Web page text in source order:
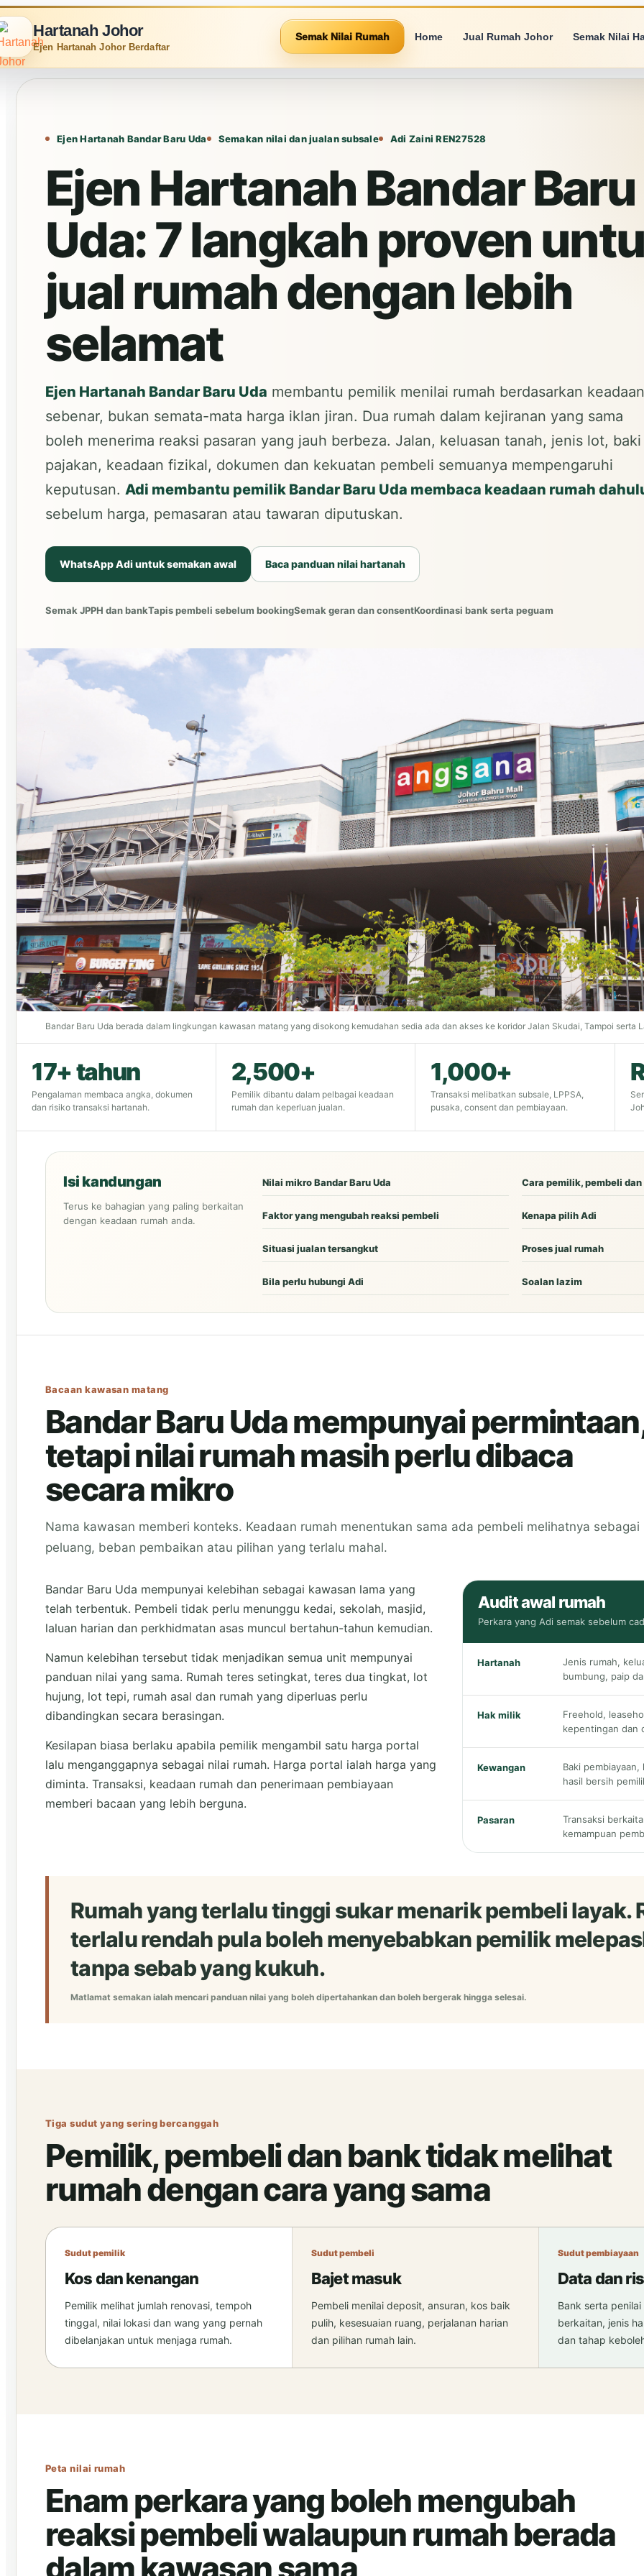
Hartanah Johor
Ejen Hartanah Johor Berdaftar
Semak Nilai Rumah Home Jual Rumah Johor Semak Nilai
Ejen Hartanah Bandar Baru Uda Semakan nilai dan jualan subsale Adi Zaini REN27528
Ejen Hartanah Bandar Baru
Uda: 7 langkah proven
jual rumah dengan lebih
selamat
Ejen Hartanah Bandar Baru Uda membantu pemilik menilai rumah berdasarkan keadaan
sebenar, bukan semata-mata harga iklan jiran. Dua rumah dalam kejiranan yang sama
boleh menerima reaksi pasaran yang jauh berbeza. Jalan, keluasan tanah, jenis lot, baki
pajakan, keadaan fizikal, dokumen dan kekuatan pembeli semuanya mempengaruhi
keputusan. Adi membantu pemilik Bandar Baru Uda membaca keadaan rumah
sebelum harga, pemasaran atau tawaran diputuskan.
WhatsApp Adi untuk semakan awal Baca panduan nilai hartanah
Semak JPPH dan bankTapis pembeli sebelum bookingSemak geran dan consentKoordinasi bank serta peguam
Bandar Baru Uda berada dalam lingkungan kawasan matang yang disokong kemudahan sedia ada dan akses ke koridor Jalan Skudai, Tampoi serta
17+ tahun
Pengalaman membaca angka, dokumen
dan risiko transaksi hartanah.
2,500+
Pemilik dibantu dalam pelbagai keadaan
rumah dan keperluan jualan.
1,000+
Transaksi melibatkan subsale, LPPSA,
pusaka, consent dan pembiayaan.
Isi kandungan
Terus ke bahagian yang paling berkaitan
dengan keadaan rumah anda.
Nilai mikro Bandar Baru Uda Cara pemilik, pembeli
Faktor yang mengubah reaksi pembeli Kenapa pilih Adi
Situasi jualan tersangkut Proses jual rumah
Bila perlu hubungi Adi Soalan lazim
Bacaan kawasan matang
Bandar Baru Uda mempunyai
tetapi nilai rumah masih perlu dibaca
secara mikro
Nama kawasan memberi konteks. Keadaan rumah menentukan sama ada pembeli melihatnya sebagai
peluang, beban pembaikan atau pilihan yang terlalu mahal.
Bandar Baru Uda mempunyai kelebihan sebagai kawasan lama yang
telah terbentuk. Pembeli tidak perlu menunggu kedai, sekolah, masjid,
laluan harian dan perkhidmatan asas muncul bertahun-tahun kemudian.
Namun kelebihan tersebut tidak menjadikan semua unit mempunyai
panduan nilai yang sama. Rumah teres setingkat, teres dua tingkat, lot
hujung, lot tepi, rumah asal dan rumah yang diperluas perlu
dibandingkan secara berasingan.
Kesilapan biasa berlaku apabila pemilik mengambil satu harga portal
lalu menganggapnya sebagai nilai rumah. Harga portal ialah harga yang
diminta. Transaksi, keadaan rumah dan penerimaan pembiayaan
memberi bacaan yang lebih berguna.
Audit awal rumah
Perkara yang Adi semak sebelum
Hartanah
Jenis rumah,
bumbung, paip
Hak milik
Freehold,
kepentingan dan
Kewangan
Baki
hasil bersih
Pasaran
Transaksi
kemampuan
Rumah yang terlalu tinggi sukar menarik pembeli layak.
terlalu rendah pula boleh menyebabkan pemilik
tanpa sebab yang kukuh.
Matlamat semakan ialah mencari panduan nilai yang boleh dipertahankan dan boleh bergerak hingga selesai.
Tiga sudut yang sering bercanggah
Pemilik, pembeli dan bank tidak melihat
rumah dengan cara yang sama
Sudut pemilik
Kos dan kenangan
Pemilik melihat jumlah renovasi, tempoh
tinggal, nilai lokasi dan wang yang pernah
dibelanjakan untuk menjaga rumah.
Sudut pembeli
Bajet masuk
Pembeli menilai deposit, ansuran, kos baik
pulih, kesesuaian ruang, perjalanan harian
dan pilihan rumah lain.
Sudut pembiayaan
Data dan
Bank serta
berkaitan, jenis
dan tahap
Peta nilai rumah
Enam perkara yang boleh mengubah
reaksi pembeli walaupun rumah berada
dalam kawasan sama